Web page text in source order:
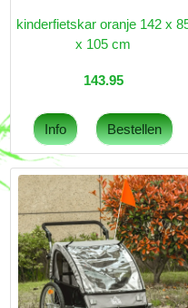
kinderfietskar oranje 142 x
x 105 cm
143.95